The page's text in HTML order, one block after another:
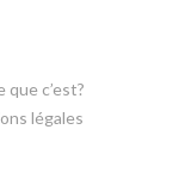
que c’est?
légales